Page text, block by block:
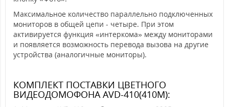
Максимальное количество параллельно подключенных
мониторов в общей цепи - четыре. При этом
активируется функция «интеркома» между мониторами
и появляется возможность перевода вызова на другие
устройства (аналогичные мониторы).
КОМПЛЕКТ ПОСТАВКИ ЦВЕТНОГО
ВИДЕОДОМОФОНА AVD-410(410M):